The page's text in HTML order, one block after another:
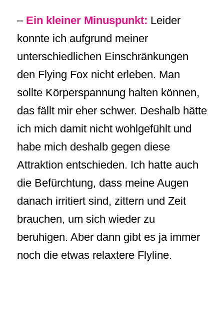
– Ein kleiner Minuspunkt: Leider
konnte ich aufgrund meiner
unterschiedlichen Einschränkungen
den Flying Fox nicht erleben. Man
sollte Körperspannung halten können,
das fällt mir eher schwer. Deshalb hätte
ich mich damit nicht wohlgefühlt und
habe mich deshalb gegen diese
Attraktion entschieden. Ich hatte auch
die Befürchtung, dass meine Augen
danach irritiert sind, zittern und Zeit
brauchen, um sich wieder zu
beruhigen. Aber dann gibt es ja immer
noch die etwas relaxtere Flyline.